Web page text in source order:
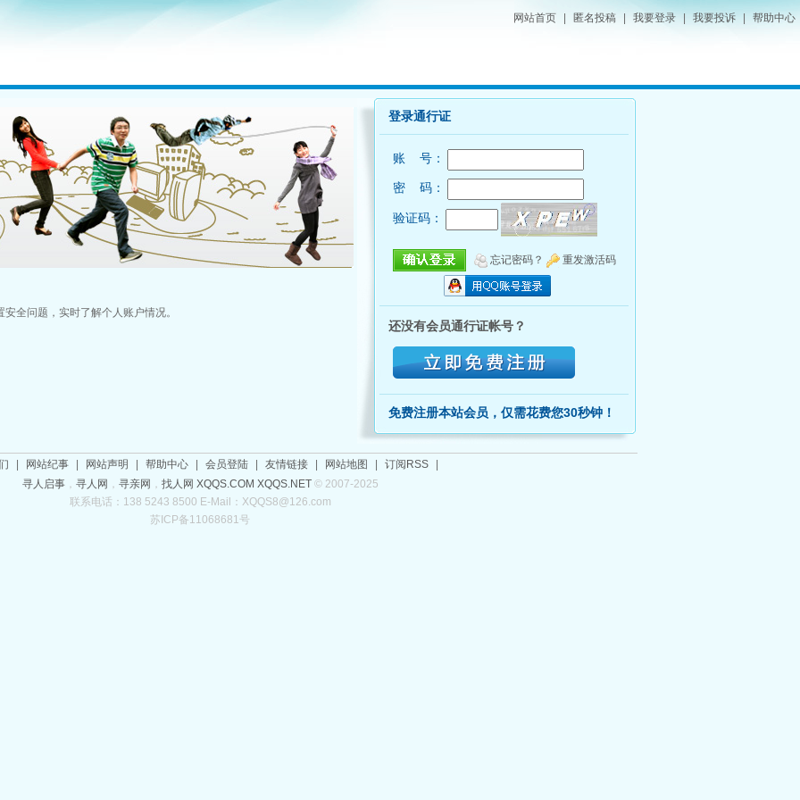
网站首页 匿名投稿 我要登录 我要投诉 帮助中心
全问题，实时了解个人账户情况。
登录通行证
账 号：
密 码：
验证码：
忘记密码？ 重发激活码
还没有会员通行证帐号？
免费注册本站会员，仅需花费您30秒钟！
网站纪事 网站声明 帮助中心 会员登陆 友情链接 网站地图 订阅RSS
寻人启事， 寻人网 ， 寻亲网 ， 找人网 XQQS.COM XQQS.NET© 2007-2025
联系电话：138 5243 8500 E-Mail：XQQS8@126.com
苏ICP备11068681号